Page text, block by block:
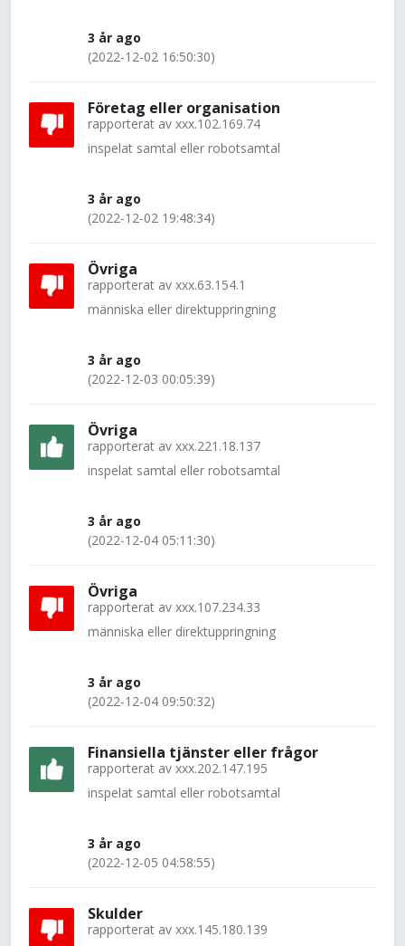
3 år ago
(2022-12-02 16:50:30)
Företag eller organisation
rapporterat av xxx.102.169.74
inspelat samtal eller robotsamtal
3 år ago
(2022-12-02 19:48:34)
Övriga
rapporterat av xxx.63.154.1
människa eller direktuppringning
3 år ago
(2022-12-03 00:05:39)
Övriga
rapporterat av xxx.221.18.137
inspelat samtal eller robotsamtal
3 år ago
(2022-12-04 05:11:30)
Övriga
rapporterat av xxx.107.234.33
människa eller direktuppringning
3 år ago
(2022-12-04 09:50:32)
Finansiella tjänster eller frågor
rapporterat av xxx.202.147.195
inspelat samtal eller robotsamtal
3 år ago
(2022-12-05 04:58:55)
Skulder
rapporterat av xxx.145.180.139